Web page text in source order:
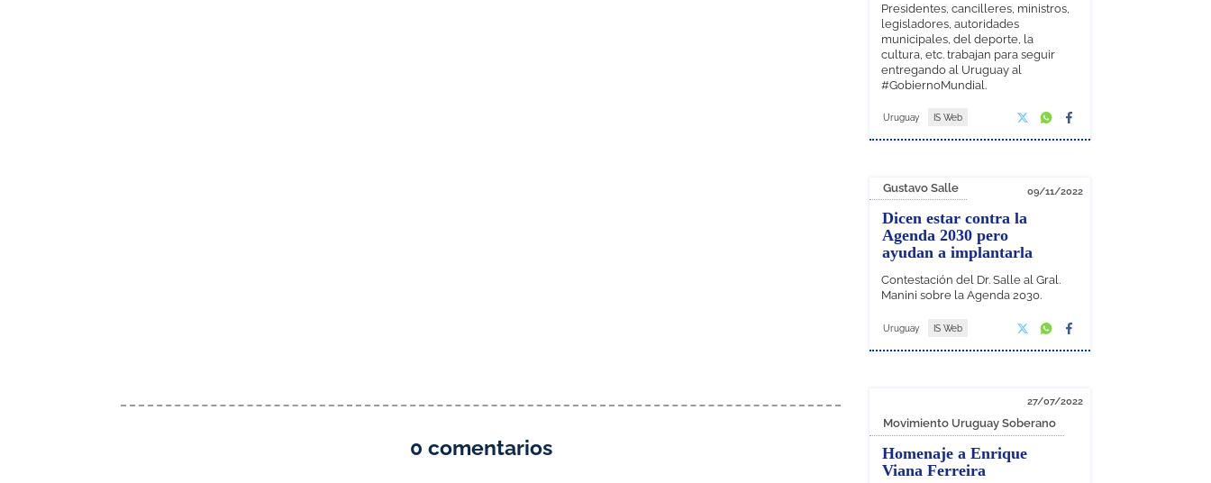
0 comentarios
Presidentes, cancilleres, ministros,
legisladores, autoridades
municipales, del deporte, la
cultura, etc. trabajan para seguir
entregando al Uruguay al
#GobiernoMundial.
Uruguay IS Web
09/11/2022
Gustavo Salle
Dicen estar contra la
Agenda 2030 pero
ayudan a implantarla
Contestación del Dr. Salle al Gral.
Manini sobre la Agenda 2030.
Uruguay IS Web
27/07/2022
Movimiento Uruguay Soberano
Homenaje a Enrique
Viana Ferreira